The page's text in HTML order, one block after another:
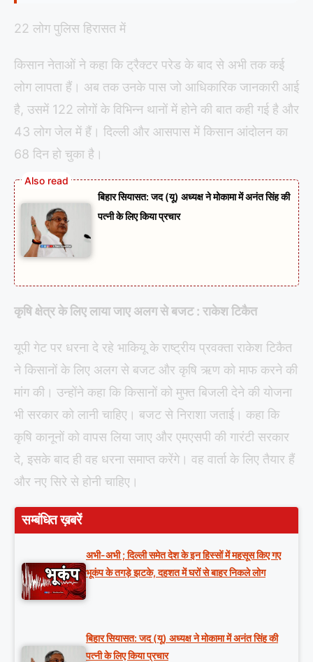
22 लोग पुलिस हिरासत में
किसान नेताओं ने कहा कि ट्रैक्टर परेड के बाद से अभी तक कई
लोग लापता हैं। अब तक उनके पास जो आधिकारिक जानकारी आई
है, उसमें 122 लोगों के विभिन्न थानों में होने की बात कही गई है और
43 लोग जेल में हैं। दिल्‍ली और आसपास में किसान आंदोलन का
68 दिन हो चुका है।
बिहार सियासत: जद (यू) अध्यक्ष ने मोकामा में अनंत सिंह की
पत्नी के लिए किया प्रचार
कृषि क्षेत्र के लिए लाया जाए अलग से बजट : राकेश टिकैत
यूपी गेट पर धरना दे रहे भाकियू के राष्ट्रीय प्रवक्ता राकेश टिकैत
ने किसानों के लिए अलग से बजट और कृषि ऋण को माफ करने की
मांग की। उन्होंने कहा कि किसानों को मुफ्त बिजली देने की योजना
भी सरकार को लानी चाहिए। बजट से निराशा जताई। कहा कि
कृषि कानूनों को वापस लिया जाए और एमएसपी की गारंटी सरकार
दे, इसके बाद ही वह धरना समाप्त करेंगे। वह वार्ता के लिए तैयार हैं
और नए सिरे से होनी चाहिए।
सम्बंधित ख़बरें
अभी-अभी ; दिल्ली समेत देश के इन हिस्सों में महसूस किए गए
भूकंप के तगड़े झटके, दहशत में घरों से बाहर निकले लोग
बिहार सियासत: जद (यू) अध्यक्ष ने मोकामा में अनंत सिंह की
पत्नी के लिए किया प्रचार